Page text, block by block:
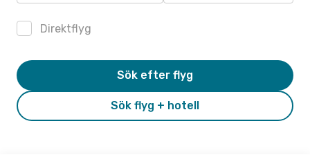
Direktflyg
Sök flyg + hotell
Sök efter flyg